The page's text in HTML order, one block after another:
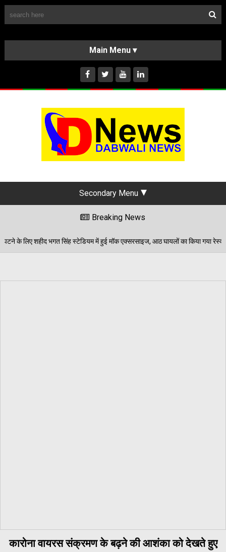
HOME
ABOUT US
INSTAGRAM
Secondary Menu
Breaking News
में हुई मॉक एक्सरसाइज, आठ घायलों का किया गया रेस्क्यू 06/08/2026
कारोना वायरस संक्रमण के बढ़ने की आशंका को देखते हुए